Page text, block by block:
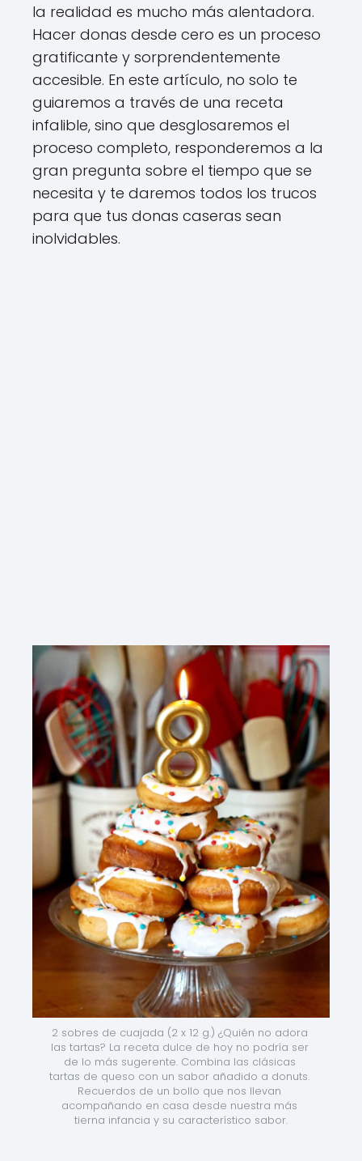
la realidad es mucho más alentadora.
Hacer donas desde cero es un proceso
gratificante y sorprendentemente
accesible. En este artículo, no solo te
guiaremos a través de una receta
infalible, sino que desglosaremos el
proceso completo, responderemos a la
gran pregunta sobre el tiempo que se
necesita y te daremos todos los trucos
para que tus donas caseras sean
inolvidables.
2 sobres de cuajada (2 x 12 g.) ¿Quién no adora
las tartas? La receta dulce de hoy no podría ser
de lo más sugerente. Combina las clásicas
tartas de queso con un sabor añadido a donuts.
Recuerdos de un bollo que nos llevan
acompañando en casa desde nuestra más
tierna infancia y su característico sabor.